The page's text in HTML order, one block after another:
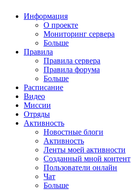
Информация
О проекте
Мониторинг сервера
Больше
Правила
Правила сервера
Правила форума
Больше
Расписание
Видео
Миссии
Отряды
Активность
Новостные блоги
Активность
Ленты моей активности
Созданный мной контент
Пользователи онлайн
Чат
Больше